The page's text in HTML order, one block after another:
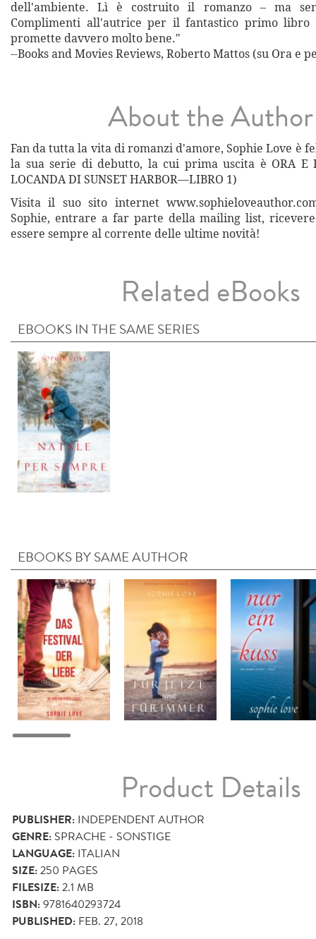
dell'ambiente. Lì è costruito il romanzo – ma
Complimenti all'autrice per il fantastico primo libro
promette davvero molto bene."
--Books and Movies Reviews, Roberto Mattos (su Ora e
About the Author
Fan da tutta la vita di romanzi d'amore, Sophie Love è
la sua serie di debutto, la cui prima uscita è ORA E
LOCANDA DI SUNSET HARBOR—LIBRO 1)
Visita il suo sito internet
Sophie, entrare a far parte della mailing list,
essere sempre al corrente delle ultime novità!
Related eBooks
EBOOKS IN THE SAME SERIES
EBOOKS BY SAME AUTHOR
Product Details
PUBLISHER: INDEPENDENT AUTHOR
GENRE: SPRACHE - SONSTIGE
LANGUAGE: ITALIAN
SIZE:250 PAGES
FILESIZE:2.1 MB
ISBN:9781640293724
PUBLISHED: FEB. 27, 2018